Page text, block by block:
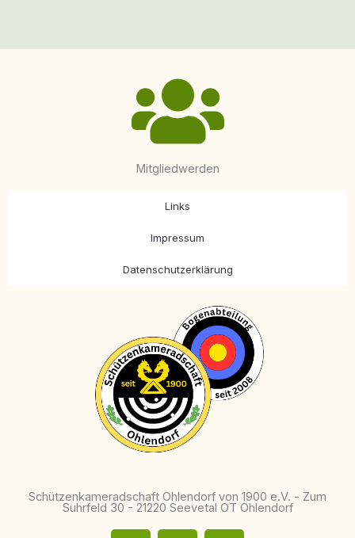
Mitgliedwerden
Links
Impressum
Datenschutzerklärung
Schützenkameradschaft Ohlendorf von 1900 e.V. - Zum
Suhrfeld 30 - 21220 Seevetal OT Ohlendorf